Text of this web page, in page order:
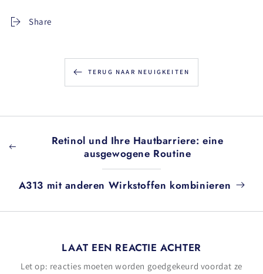
Share
TERUG NAAR NEUIGKEITEN
Retinol und Ihre Hautbarriere: eine
ausgewogene Routine
A313 mit anderen Wirkstoffen kombinieren
LAAT EEN REACTIE ACHTER
Let op: reacties moeten worden goedgekeurd voordat ze